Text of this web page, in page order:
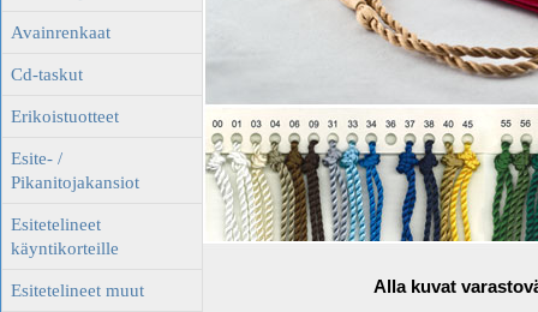
Avainrenkaat
Cd-taskut
Erikoistuotteet
Esite- /
Pikanitojakansiot
Esitetelineet
käyntikorteille
Esitetelineet muut Alla kuvat